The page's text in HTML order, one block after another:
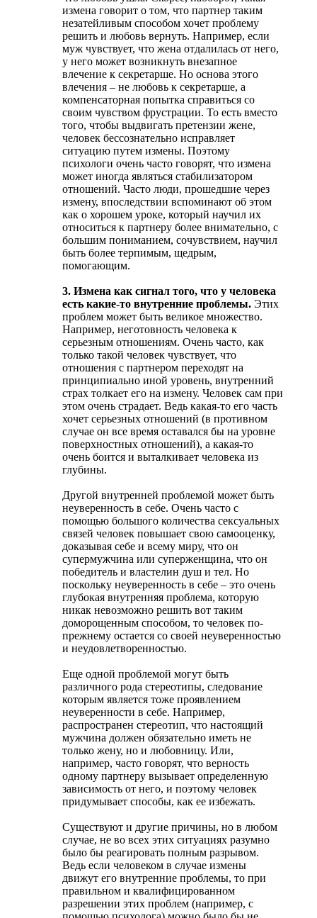
измена говорит о том, что партнер таким
незатейливым способом хочет проблему
решить и любовь вернуть. Например, если
муж чувствует, что жена отдалилась от него,
у него может возникнуть внезапное
влечение к секретарше. Но основа этого
влечения – не любовь к секретарше, а
компенсаторная попытка справиться со
своим чувством фрустрации. То есть вместо
того, чтобы выдвигать претензии жене,
человек бессознательно исправляет
ситуацию путем измены. Поэтому
психологи очень часто говорят, что измена
может иногда являться стабилизатором
отношений. Часто люди, прошедшие через
измену, впоследствии вспоминают об этом
как о хорошем уроке, который научил их
относиться к партнеру более внимательно, с
большим пониманием, сочувствием, научил
быть более терпимым, щедрым,
помогающим.
3. Измена как сигнал того, что у человека
есть какие-то внутренние проблемы. Этих
проблем может быть великое множество.
Например, неготовность человека к
серьезным отношениям. Очень часто, как
только такой человек чувствует, что
отношения с партнером переходят на
принципиально иной уровень, внутренний
страх толкает его на измену. Человек сам при
этом очень страдает. Ведь какая-то его часть
хочет серьезных отношений (в противном
случае он все время оставался бы на уровне
поверхностных отношений), а какая-то
очень боится и выталкивает человека из
глубины.
Другой внутренней проблемой может быть
неуверенность в себе. Очень часто с
помощью большого количества сексуальных
связей человек повышает свою самооценку,
доказывая себе и всему миру, что он
супермужчина или суперженщина, что он
победитель и властелин душ и тел. Но
поскольку неуверенность в себе – это очень
глубокая внутренняя проблема, которую
никак невозможно решить вот таким
доморощенным способом, то человек по-
прежнему остается со своей неуверенностью
и неудовлетворенностью.
Еще одной проблемой могут быть
различного рода стереотипы, следование
которым является тоже проявлением
неуверенности в себе. Например,
распространен стереотип, что настоящий
мужчина должен обязательно иметь не
только жену, но и любовницу. Или,
например, часто говорят, что верность
одному партнеру вызывает определенную
зависимость от него, и поэтому человек
придумывает способы, как ее избежать.
Существуют и другие причины, но в любом
случае, не во всех этих ситуациях разумно
было бы реагировать полным разрывом.
Ведь если человеком в случае измены
движут его внутренние проблемы, то при
правильном и квалифицированном
разрешении этих проблем (например, с